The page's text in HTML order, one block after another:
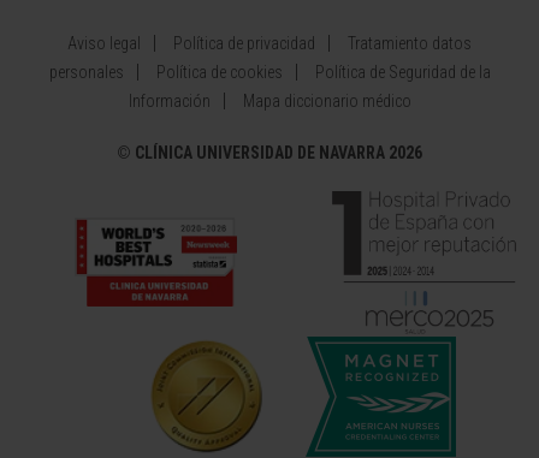
Aviso legal Política de privacidad
Tratamiento datos
personales
Política de cookies
Política de Seguridad de la
Información
Mapa diccionario médico
© CLÍNICA UNIVERSIDAD DE NAVARRA 2026